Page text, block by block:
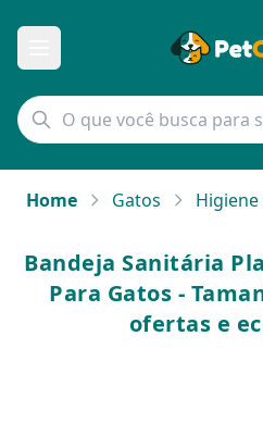
Home Gatos Higiene
Bandeja Sanitária
Para Gatos -
ofertas e